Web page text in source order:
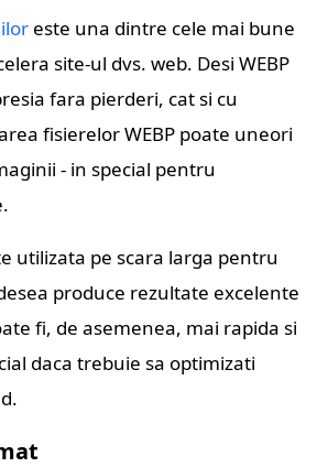
este una dintre cele mai bune
site-ul dvs. web. Desi WEBP
fara pierderi, cat si cu
fisierelor WEBP poate uneori
- in special pentru
utilizata pe scara larga pentru
produce rezultate excelente
fi, de asemenea, mai rapida si
daca trebuie sa optimizati